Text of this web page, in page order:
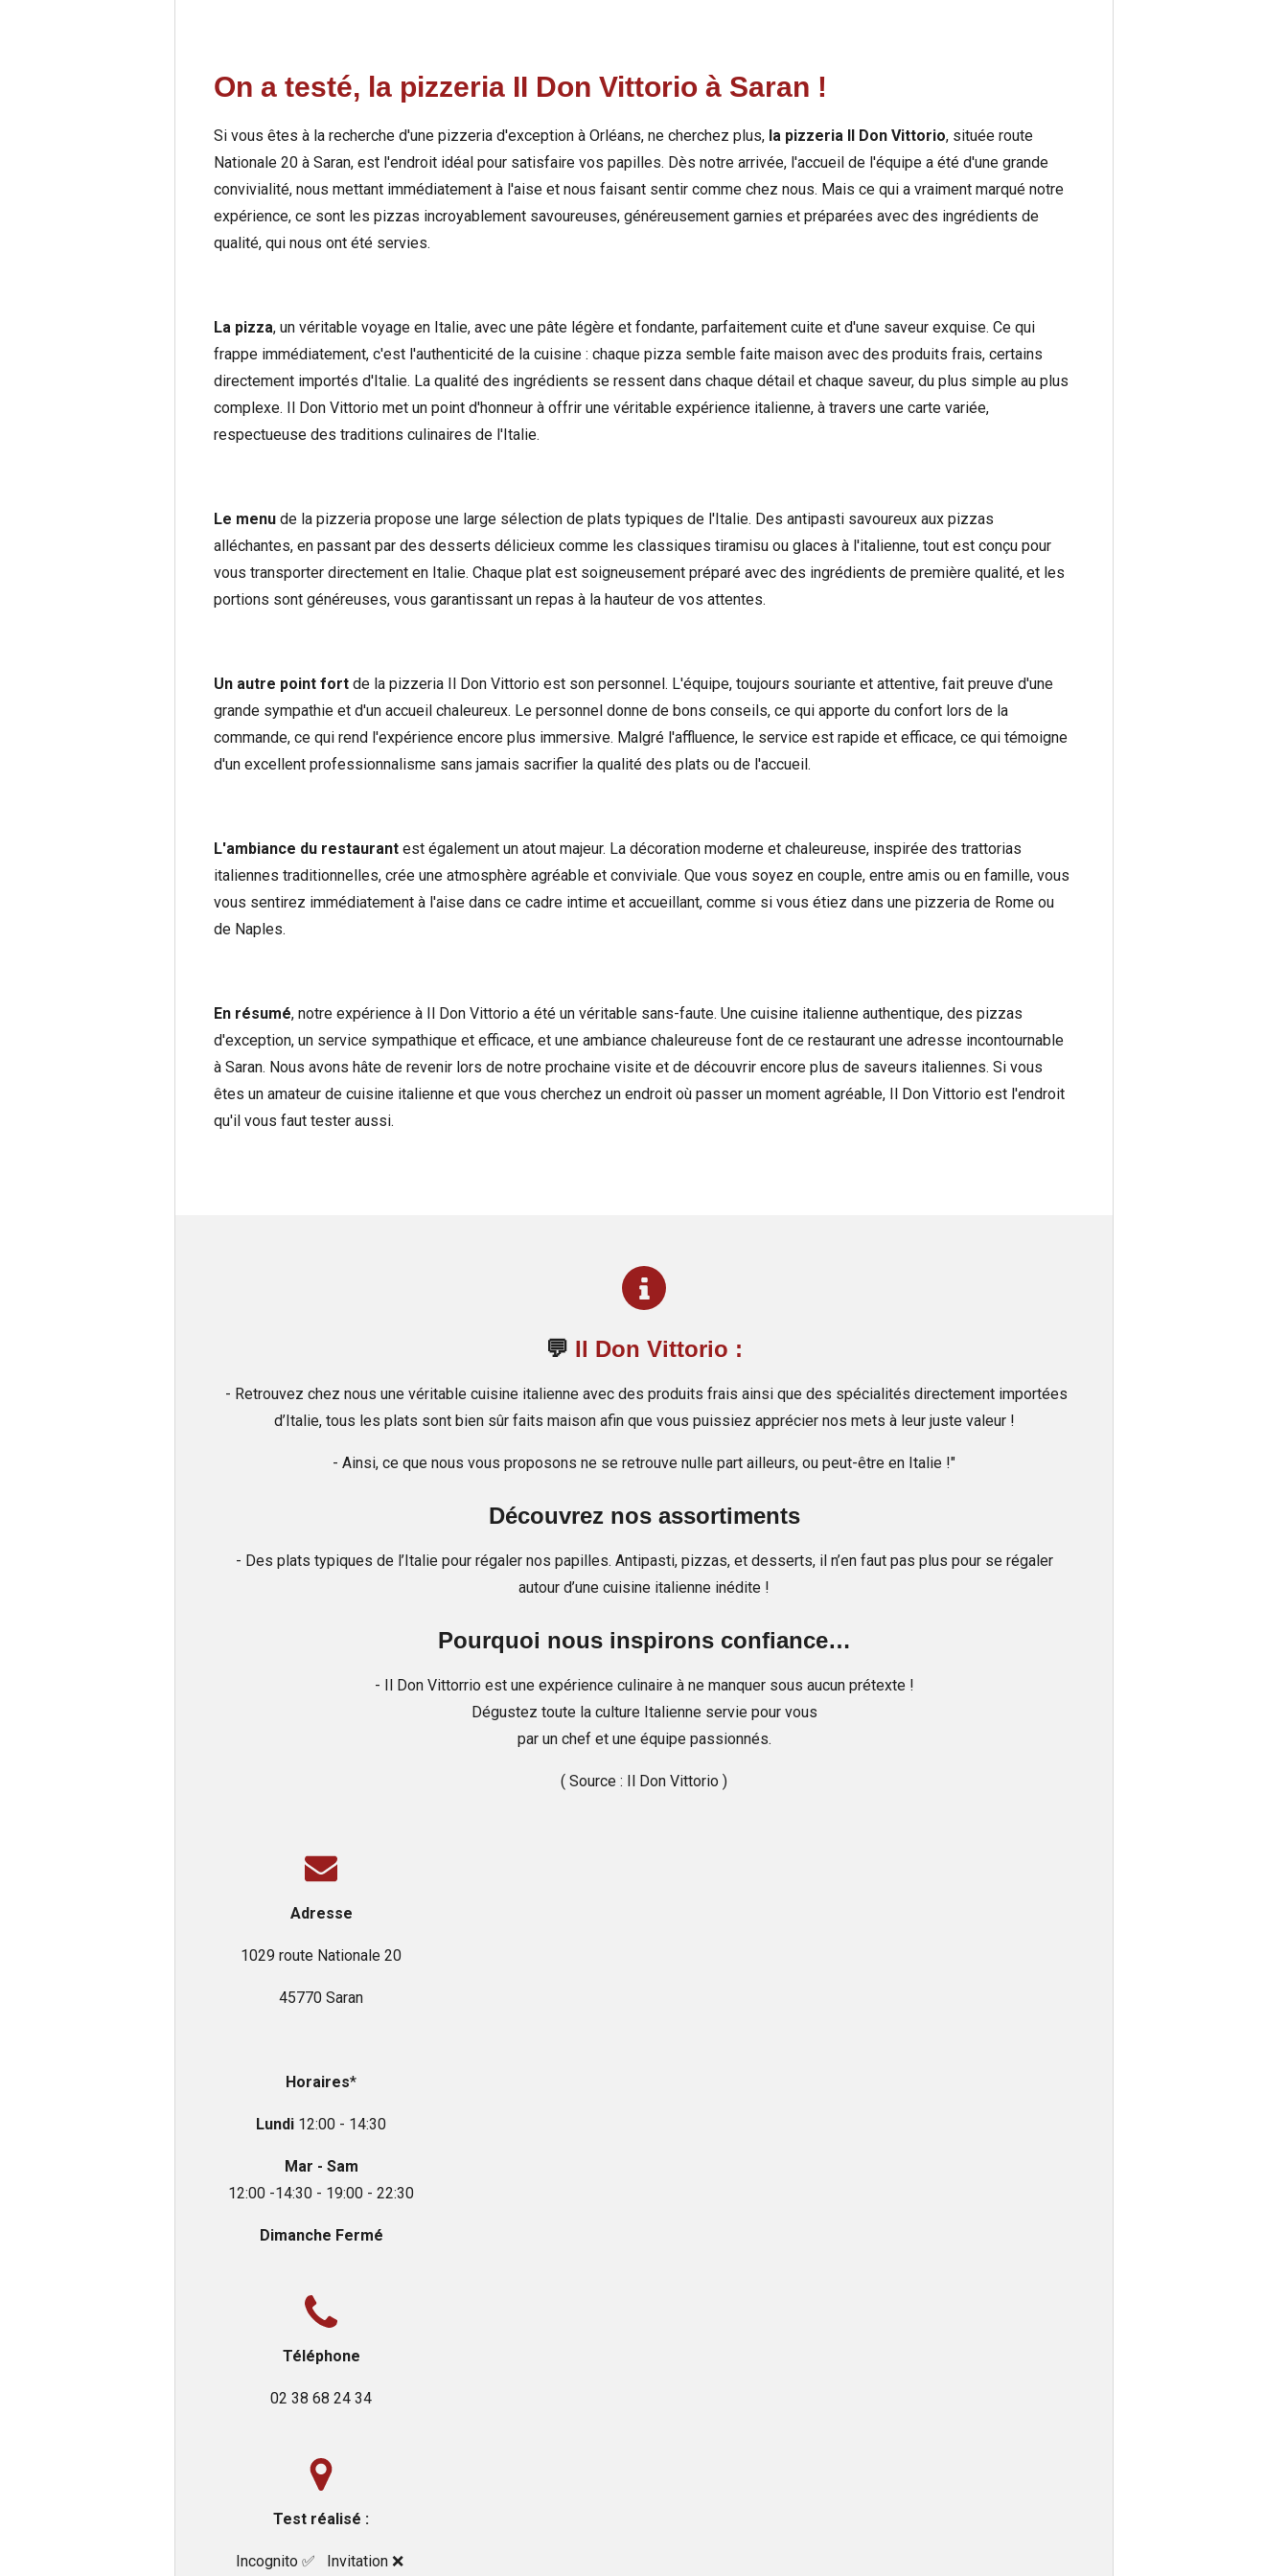
On a testé, la pizzeria II Don Vittorio à Saran !
Si vous êtes à la recherche d'une pizzeria d'exception à Orléans, ne cherchez plus, la pizzeria Il Don Vittorio, située route
Nationale 20 à Saran, est l'endroit idéal pour satisfaire vos papilles. Dès notre arrivée, l'accueil de l'équipe a été d'une grande
convivialité, nous mettant immédiatement à l'aise et nous faisant sentir comme chez nous. Mais ce qui a vraiment marqué notre
expérience, ce sont les pizzas incroyablement savoureuses, généreusement garnies et préparées avec des ingrédients de
qualité, qui nous ont été servies.
La pizza, un véritable voyage en Italie, avec une pâte légère et fondante, parfaitement cuite et d'une saveur exquise. Ce qui
frappe immédiatement, c'est l'authenticité de la cuisine : chaque pizza semble faite maison avec des produits frais, certains
directement importés d'Italie. La qualité des ingrédients se ressent dans chaque détail et chaque saveur, du plus simple au plus
complexe. Il Don Vittorio met un point d'honneur à offrir une véritable expérience italienne, à travers une carte variée,
respectueuse des traditions culinaires de l'Italie.
Le menu de la pizzeria propose une large sélection de plats typiques de l'Italie. Des antipasti savoureux aux pizzas
alléchantes, en passant par des desserts délicieux comme les classiques tiramisu ou glaces à l'italienne, tout est conçu pour
vous transporter directement en Italie. Chaque plat est soigneusement préparé avec des ingrédients de première qualité, et les
portions sont généreuses, vous garantissant un repas à la hauteur de vos attentes.
Un autre point fort de la pizzeria Il Don Vittorio est son personnel. L'équipe, toujours souriante et attentive, fait preuve d'une
grande sympathie et d'un accueil chaleureux. Le personnel donne de bons conseils, ce qui apporte du confort lors de la
commande, ce qui rend l'expérience encore plus immersive. Malgré l'affluence, le service est rapide et efficace, ce qui témoigne
d'un excellent professionnalisme sans jamais sacrifier la qualité des plats ou de l'accueil.
L'ambiance du restaurant est également un atout majeur. La décoration moderne et chaleureuse, inspirée des trattorias
italiennes traditionnelles, crée une atmosphère agréable et conviviale. Que vous soyez en couple, entre amis ou en famille, vous
vous sentirez immédiatement à l'aise dans ce cadre intime et accueillant, comme si vous étiez dans une pizzeria de Rome ou
de Naples.
En résumé, notre expérience à Il Don Vittorio a été un véritable sans-faute. Une cuisine italienne authentique, des pizzas
d'exception, un service sympathique et efficace, et une ambiance chaleureuse font de ce restaurant une adresse incontournable
à Saran. Nous avons hâte de revenir lors de notre prochaine visite et de découvrir encore plus de saveurs italiennes. Si vous
êtes un amateur de cuisine italienne et que vous cherchez un endroit où passer un moment agréable, Il Don Vittorio est l'endroit
qu'il vous faut tester aussi.
💬 Il Don Vittorio :
- Retrouvez chez nous une véritable cuisine italienne avec des produits frais ainsi que des spécialités directement importées
d’Italie, tous les plats sont bien sûr faits maison afin que vous puissiez apprécier nos mets à leur juste valeur !
- Ainsi, ce que nous vous proposons ne se retrouve nulle part ailleurs, ou peut-être en Italie !"
Découvrez nos assortiments
- Des plats typiques de l’Italie pour régaler nos papilles. Antipasti, pizzas, et desserts, il n’en faut pas plus pour se régaler
autour d’une cuisine italienne inédite !
Pourquoi nous inspirons confiance…
- Il Don Vittorrio est une expérience culinaire à ne manquer sous aucun prétexte !
Dégustez toute la culture Italienne servie pour vous
par un chef et une équipe passionnés.
( Source : Il Don Vittorio )
Adresse
1029 route Nationale 20
45770 Saran
Horaires*
Lundi 12:00 - 14:30
Mar - Sam
12:00 -14:30 - 19:00 - 22:30
Dimanche Fermé
Téléphone
02 38 68 24 34
Test réalisé :
Incognito ✅️ Invitation ❌️